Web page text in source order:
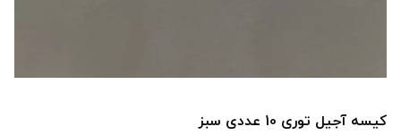
کیسه آجیل توری 10 عددی سبز